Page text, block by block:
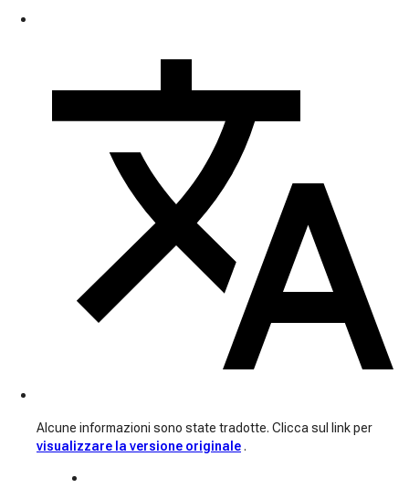
Alcune informazioni sono state tradotte. Clicca sul link per
visualizzare la versione originale .